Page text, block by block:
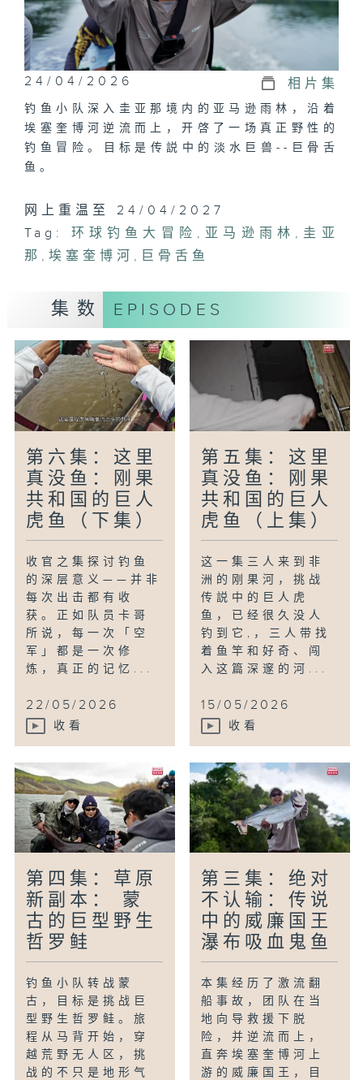
24/04/2026 相片集
钓鱼小队深入圭亚那境内的亚马逊雨林，沿着
埃塞奎博河逆流而上，开啓了一场真正野性的
钓鱼冒险。目标是传説中的淡水巨兽--巨骨舌
鱼。
网上重温至 24/04/2027
Tag:
环球钓鱼大冒险 , 亚马逊雨林 , 圭亚
那 ,埃塞奎博河 , 巨骨舌鱼
集数 EPISODES
第六集：这里
真没鱼：刚果
共和国的巨人
虎鱼（下集）
收官之集探讨钓鱼
的深层意义——并非
每次出击都有收
获。正如队员卡哥
所说，每一次「空
军」都是一次修
炼，真正的记忆...
22/05/2026
收看
第五集：这里
真没鱼：刚果
共和国的巨人
虎鱼（上集）
这一集三人来到非
洲的刚果河，挑战
传説中的巨人虎
鱼，已经很久没人
钓到它,，三人带找
着鱼竿和好奇、闯
入这篇深邃的河...
15/05/2026
收看
第四集：草原
新副本： 蒙
古的巨型野生
哲罗鲑
钓鱼小队转战蒙
古，目标是挑战巨
型野生哲罗鲑。旅
程从马背开始，穿
越荒野无人区，挑
战的不只是地形气
第三集：绝对
不认输：传说
中的威廉国王
瀑布吸血鬼鱼
本集经历了激流翻
船事故，团队在当
地向导救援下脱
险，并逆流而上，
直奔埃塞奎博河上
游的威廉国王，目